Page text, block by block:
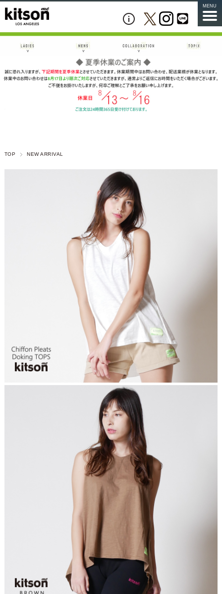
MENU
TOP NEW ARRIVAL